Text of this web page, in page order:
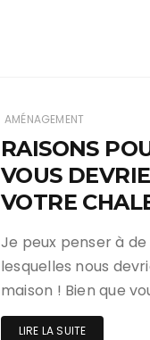
AMÉNAGEMENT
RAISONS
VOUS
VOTRE
Je peux penser à
lesquelles nous
maison ! Bien que
LIRE LA SUITE